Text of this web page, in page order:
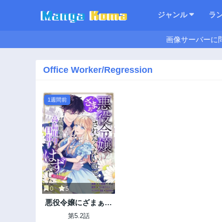
ジャンル ラ
画像サーバーに
Office Worker/Regression
1週間前
0 5
悪役令嬢にざまぁさ
れたくないので、お
第5.2話